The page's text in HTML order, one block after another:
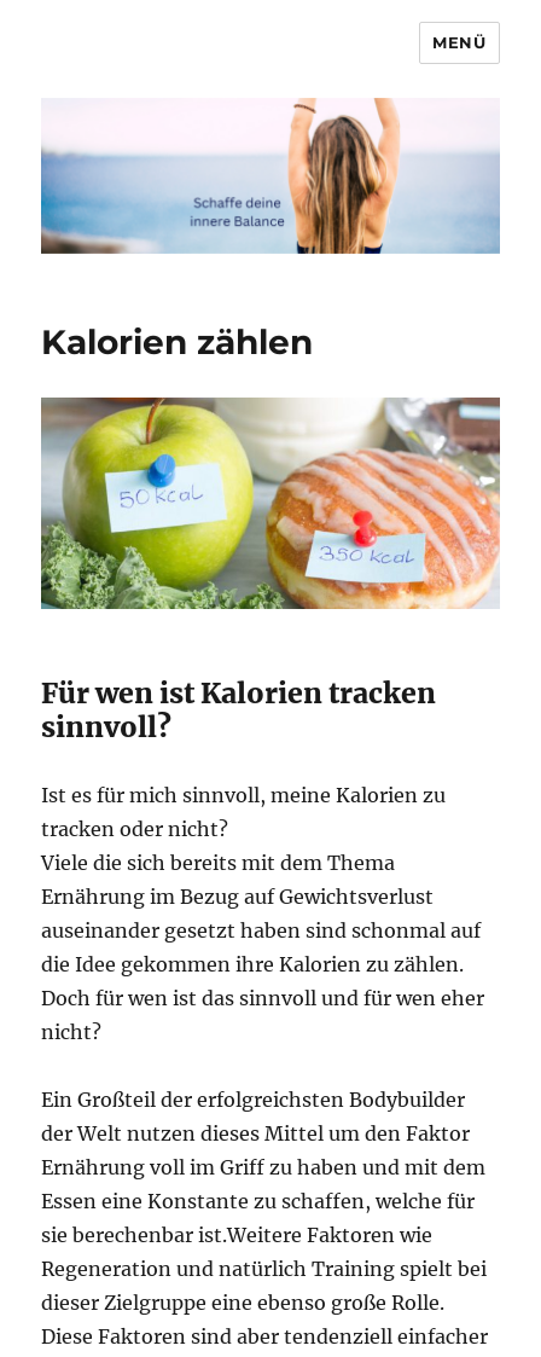
MENÜ
Kalorien zählen
Für wen ist Kalorien tracken
sinnvoll?
Ist es für mich sinnvoll, meine Kalorien zu
tracken oder nicht?
Viele die sich bereits mit dem Thema
Ernährung im Bezug auf Gewichtsverlust
auseinander gesetzt haben sind schonmal auf
die Idee gekommen ihre Kalorien zu zählen.
Doch für wen ist das sinnvoll und für wen eher
nicht?
Ein Großteil der erfolgreichsten Bodybuilder
der Welt nutzen dieses Mittel um den Faktor
Ernährung voll im Griff zu haben und mit dem
Essen eine Konstante zu schaffen, welche für
sie berechenbar ist.Weitere Faktoren wie
Regeneration und natürlich Training spielt bei
dieser Zielgruppe eine ebenso große Rolle.
Diese Faktoren sind aber tendenziell einfacher